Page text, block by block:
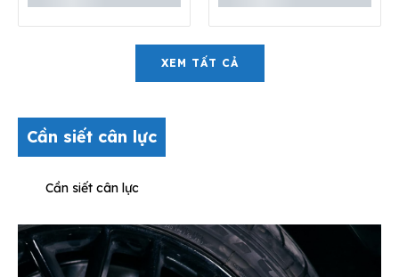
XEM TẤT CẢ
Cần siết cân lực
Cần siết cân lực